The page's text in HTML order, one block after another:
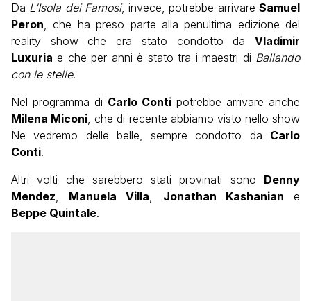
Da L’Isola dei Famosi, invece, potrebbe arrivareSamuel
Peron, che ha preso parte alla penultima edizione del
reality show che era stato condotto da Vladimir
Luxuria e che per anni è stato tra i maestri di Ballando
con le stelle.
Nel programma di Carlo Conti potrebbe arrivare anche
Milena Miconi, che di recente abbiamo visto nello show
Ne vedremo delle belle, sempre condotto da Carlo
Conti.
Altri volti che sarebbero stati provinati sono Denny
Mendez, Manuela Villa, Jonathan Kashanian e
Beppe Quintale.